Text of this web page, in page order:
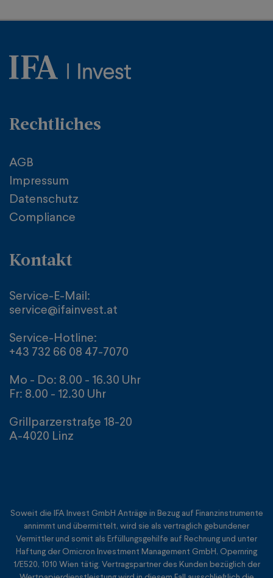
Rechtliches
AGB
Impressum
Datenschutz
Compliance
Kontakt
Service-E-Mail:
service@ifainvest.at
Service-Hotline:
+43 732 66 08 47-7070
Mo - Do: 8.00 - 16.30 Uhr
Fr: 8.00 - 12.30 Uhr
Grillparzerstraße 18-20
A-4020 Linz
Soweit die IFA Invest GmbH Anträge in Bezug auf Finanzinstrumente
annimmt und übermittelt, wird sie als vertraglich gebundener
Vermittler und somit als Erfüllungsgehilfe auf Rechnung und unter
Haftung der Omicron Investment Management GmbH, Opernring
1/E520, 1010 Wien tätig. Vertragspartner des Kunden bezüglich der